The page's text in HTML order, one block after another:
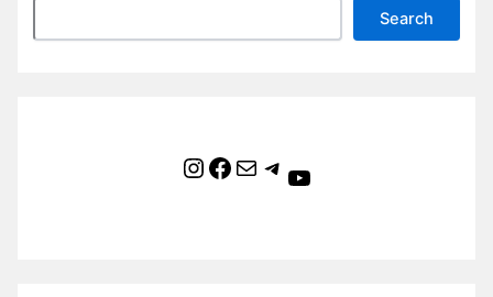
Search
Instagram Facebook Mail Telegram YouTube